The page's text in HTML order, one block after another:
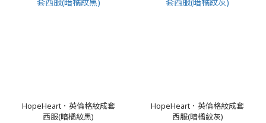
HopeHeart．英倫格紋成套
西服(暗橘紋黑)
HopeHeart．英倫格紋成套
西服(暗橘紋灰)